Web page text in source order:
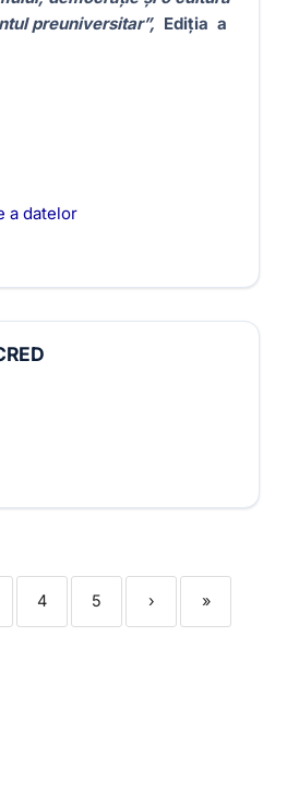
preuniversitar”, Ediţia a
a datelor
4 5 › »